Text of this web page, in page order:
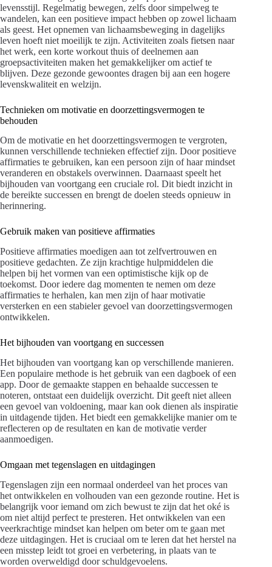
levensstijl. Regelmatig bewegen, zelfs door simpelweg te
wandelen, kan een positieve impact hebben op zowel lichaam
als geest. Het opnemen van lichaamsbeweging in dagelijks
leven hoeft niet moeilijk te zijn. Activiteiten zoals fietsen naar
het werk, een korte workout thuis of deelnemen aan
groepsactiviteiten maken het gemakkelijker om actief te
blijven. Deze gezonde gewoontes dragen bij aan een hogere
levenskwaliteit en welzijn.
Technieken om motivatie en doorzettingsvermogen te
behouden
Om de motivatie en het doorzettingsvermogen te vergroten,
kunnen verschillende technieken effectief zijn. Door positieve
affirmaties te gebruiken, kan een persoon zijn of haar mindset
veranderen en obstakels overwinnen. Daarnaast speelt het
bijhouden van voortgang een cruciale rol. Dit biedt inzicht in
de bereikte successen en brengt de doelen steeds opnieuw in
herinnering.
Gebruik maken van positieve affirmaties
Positieve affirmaties moedigen aan tot zelfvertrouwen en
positieve gedachten. Ze zijn krachtige hulpmiddelen die
helpen bij het vormen van een optimistische kijk op de
toekomst. Door iedere dag momenten te nemen om deze
affirmaties te herhalen, kan men zijn of haar motivatie
versterken en een stabieler gevoel van doorzettingsvermogen
ontwikkelen.
Het bijhouden van voortgang en successen
Het bijhouden van voortgang kan op verschillende manieren.
Een populaire methode is het gebruik van een dagboek of een
app. Door de gemaakte stappen en behaalde successen te
noteren, ontstaat een duidelijk overzicht. Dit geeft niet alleen
een gevoel van voldoening, maar kan ook dienen als inspiratie
in uitdagende tijden. Het biedt een gemakkelijke manier om te
reflecteren op de resultaten en kan de motivatie verder
aanmoedigen.
Omgaan met tegenslagen en uitdagingen
Tegenslagen zijn een normaal onderdeel van het proces van
het ontwikkelen en volhouden van een gezonde routine. Het is
belangrijk voor iemand om zich bewust te zijn dat het oké is
om niet altijd perfect te presteren. Het ontwikkelen van een
veerkrachtige mindset kan helpen om beter om te gaan met
deze uitdagingen. Het is cruciaal om te leren dat het herstel na
een misstep leidt tot groei en verbetering, in plaats van te
worden overweldigd door schuldgevoelens.